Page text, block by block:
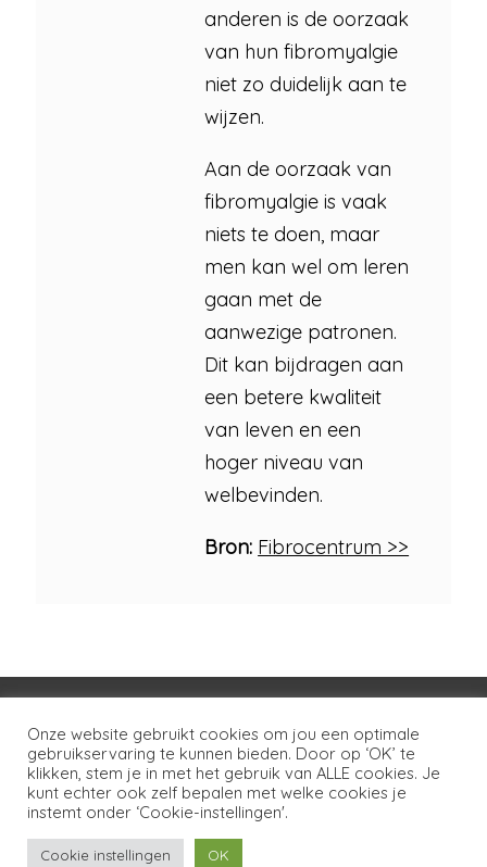
anderen is de oorzaak
van hun fibromyalgie
niet zo duidelijk aan te
wijzen.
Aan de oorzaak van
fibromyalgie is vaak
niets te doen, maar
men kan wel om leren
gaan met de
aanwezige patronen.
Dit kan bijdragen aan
een betere kwaliteit
van leven en een
hoger niveau van
welbevinden.
Bron: Fibrocentrum >>
Voorwaarden Huisregels
Privacybeleid
Disclaimer
Over LSG Ons netwerk Contact
Copyright © 2026 Lotgenoten Seksueel Geweld
Onze website gebruikt cookies om jou een optimale
gebruikservaring te kunnen bieden. Door op ‘OK’ te
klikken, stem je in met het gebruik van ALLE cookies. Je
kunt echter ook zelf bepalen met welke cookies je
instemt onder ‘Cookie-instellingen'.
Cookie instellingen OK